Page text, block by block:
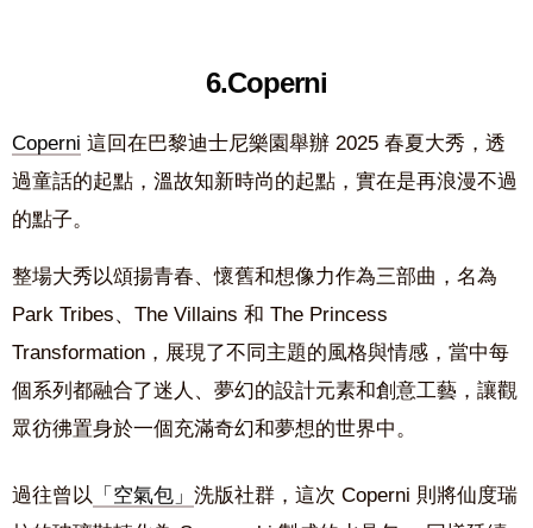
6.Coperni
Coperni 這回在巴黎迪士尼樂園舉辦 2025 春夏大秀，透
過童話的起點，溫故知新時尚的起點，實在是再浪漫不過
的點子。
整場大秀以頌揚青春、懷舊和想像力作為三部曲，名為
Park Tribes、The Villains 和 The Princess
Transformation，展現了不同主題的風格與情感，當中每
個系列都融合了迷人、夢幻的設計元素和創意工藝，讓觀
眾彷彿置身於一個充滿奇幻和夢想的世界中。
過往曾以 「空氣包」 洗版社群，這次 Coperni 則將仙度瑞